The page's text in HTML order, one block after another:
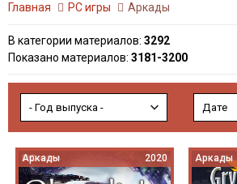
Главная PC игры Аркады
В категории материалов: 3292
Показано материалов: 3181-3200
Аркады 2020 Аркады